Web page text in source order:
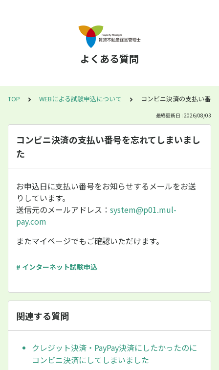
よくある質問
TOP WEBによる試験申込について コンビニ決済の支払い番
最終更新日 : 2026/08/03
コンビニ決済の支払い番号を忘れてしまいまし
た
お申込日に支払い番号をお知らせするメールをお送
りしています。
送信元のメールアドレス： system@p01.mul-
pay.com
またマイページでもご確認いただけます。
# インターネット試験申込
関連する質問
クレジット決済・PayPay決済にしたかったのに
コンビニ決済にしてしまいました